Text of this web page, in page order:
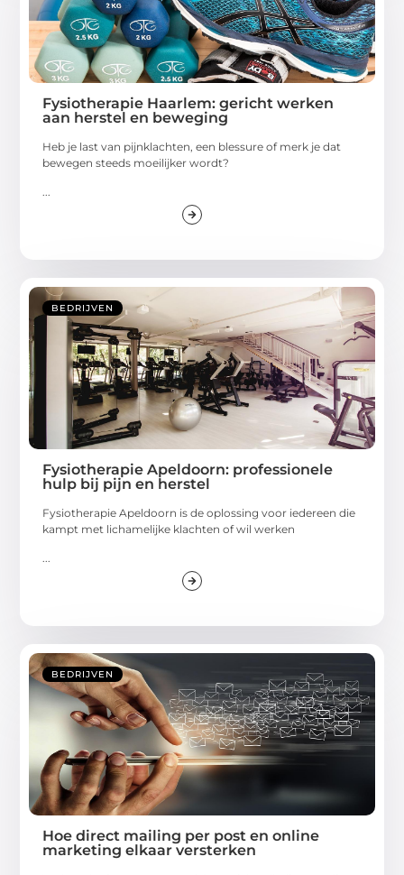
Fysiotherapie Haarlem: gericht werken
aan herstel en beweging
Heb je last van pijnklachten, een blessure of merk je dat
bewegen steeds moeilijker wordt?
...
BEDRIJVEN
Fysiotherapie Apeldoorn: professionele
hulp bij pijn en herstel
Fysiotherapie Apeldoorn is de oplossing voor iedereen die
kampt met lichamelijke klachten of wil werken
...
BEDRIJVEN
Hoe direct mailing per post en online
marketing elkaar versterken